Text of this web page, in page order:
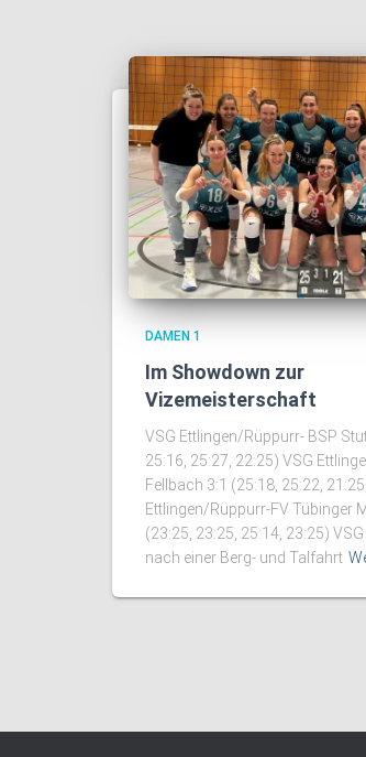
DAMEN 1
Im Showdown zur
Vizemeisterschaft
VSG Ettlingen/Rüppurr- BSP
25:16, 25:27, 22:25) VSG
Fellbach 3:1 (25:18, 25:22,
Ettlingen/Rüppurr-FV Tübinger
(23:25, 23:25, 25:14, 23:25)
nach einer Berg- und Talfahrt